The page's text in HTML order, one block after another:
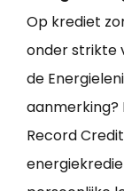
Op krediet
onder strikte
de
aanmerking?
Record